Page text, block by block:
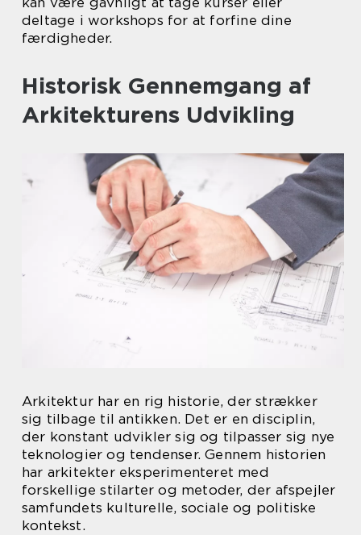
deltage i workshops for at forfine dine
færdigheder.
Historisk Gennemgang af
Arkitekturens Udvikling
Arkitektur har en rig historie, der strækker
sig tilbage til antikken. Det er en disciplin,
der konstant udvikler sig og tilpasser sig nye
teknologier og tendenser. Gennem historien
har arkitekter eksperimenteret med
forskellige stilarter og metoder, der afspejler
samfundets kulturelle, sociale og politiske
kontekst.